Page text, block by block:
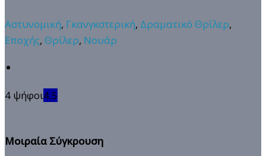
Αστυνομική, Γκανγκστερική, Δραματικό Θρίλερ,
Εποχής, Θρίλερ, Νουάρ
4 ψήφοι4.5
Μοιραία Σύγκρουση